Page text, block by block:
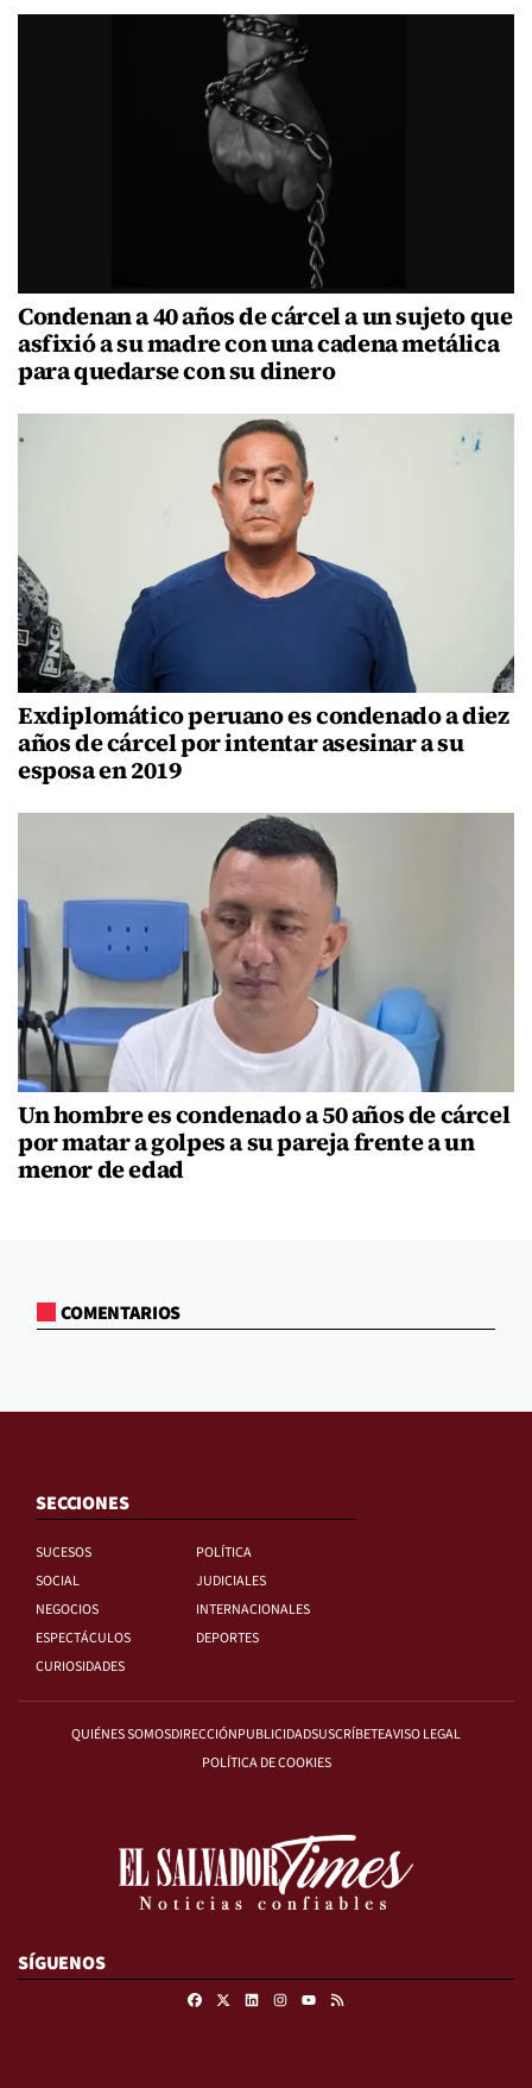
Condenan a 40 años de cárcel a un sujeto que
asfixió a su madre con una cadena metálica
para quedarse con su dinero
Exdiplomático peruano es condenado a diez
años de cárcel por intentar asesinar a su
esposa en 2019
Un hombre es condenado a 50 años de cárcel
por matar a golpes a su pareja frente a un
menor de edad
COMENTARIOS
SECCIONES
SUCESOS
POLÍTICA
SOCIAL
JUDICIALES
NEGOCIOS
INTERNACIONALES
ESPECTÁCULOS
DEPORTES
CURIOSIDADES
QUIÉNES SOMOSDIRECCIÓNPUBLICIDADSUSCRÍBETEAVISO LEGAL
POLÍTICA DE COOKIES
SÍGUENOS
FacebookLinkedinInstagram